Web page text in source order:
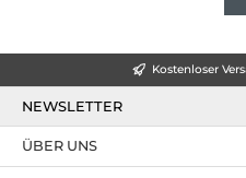
Kostenloser
NEWSLETTER
ÜBER UNS